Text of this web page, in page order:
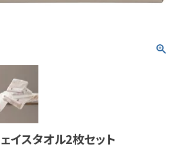
イスタオル2枚セット